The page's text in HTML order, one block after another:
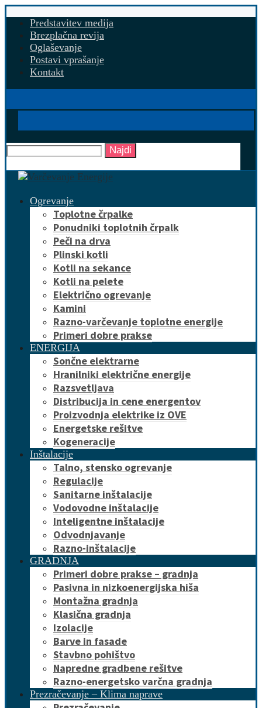
Predstavitev medija
Brezplačna revija
Oglaševanje
Postavi vprašanje
Kontakt
Najdi
Ogrevanje
Toplotne črpalke
Ponudniki toplotnih črpalk
Peči na drva
Plinski kotli
Kotli na sekance
Kotli na pelete
Električno ogrevanje
Kamini
Razno-varčevanje toplotne energije
Primeri dobre prakse
ENERGIJA
Sončne elektrarne
Hranilniki električne energije
Razsvetljava
Distribucija in cene energentov
Proizvodnja elektrike iz OVE
Energetske rešitve
Kogeneracije
Inštalacije
Talno, stensko ogrevanje
Regulacije
Sanitarne inštalacije
Vodovodne inštalacije
Inteligentne inštalacije
Odvodnjavanje
Razno-inštalacije
GRADNJA
Primeri dobre prakse – gradnja
Pasivna in nizkoenergijska hiša
Montažna gradnja
Klasična gradnja
Izolacije
Barve in fasade
Stavbno pohištvo
Napredne gradbene rešitve
Razno-energetsko varčna gradnja
Prezračevanje – Klima naprave